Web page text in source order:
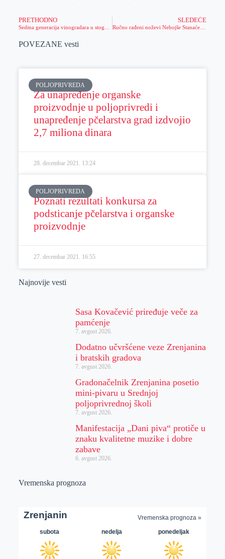
PRETHODNO SLEDEĆE
POVEZANE vesti
POLJOPRIVREDA
Za unapređenje organske
proizvodnje u poljoprivredi i
unapređenje pčelarstva grad izdvojio
2,7 miliona dinara
28. decembar 2021. 13:24
POLJOPRIVREDA
Poznati rezultati konkursa za
podsticanje pčelarstva i organske
proizvodnje
27. decembar 2021. 16:55
Najnovije vesti
Sasa Kovačević priređuje veče za
pamćenje
7. avgust 2026.
Dodatno učvršćene veze Zrenjanina
i bratskih gradova
7. avgust 2026.
Gradonačelnik Zrenjanina posetio
mini-pivaru u Srednjoj
poljoprivrednoj školi
7. avgust 2026.
Manifestacija „Dani piva“ protiče u
znaku kvalitetne muzike i dobre
zabave
6. avgust 2026.
Vremenska prognoza